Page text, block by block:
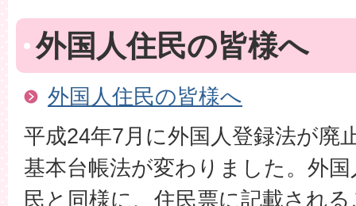
外国人住民の皆様へ
外国人住民の皆様へ
平成24年7月に外国人登録法が廃
基本台帳法が変わりました。外
民と同様に、住民票に記載され